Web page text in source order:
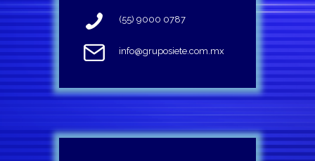
(55) 9000 0787
info@gruposiete.com.mx